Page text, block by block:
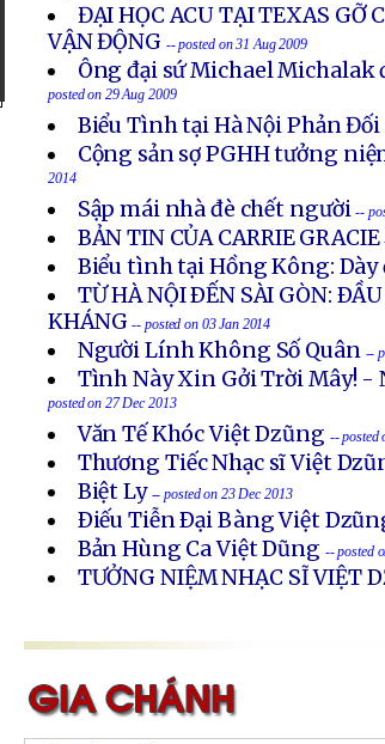
ĐẠI HỌC ACU TẠI TEXAS GỠ
VẬN ĐỘNG -- posted on 31 Aug 2009
Ông đại sứ Michael Michalak
posted on 29 Aug 2009
Biểu Tình tại Hà Nội Phản Đối
Cộng sản sợ PGHH tưởng
2014
Sập mái nhà đè chết người --
BẢN TIN CỦA CARRIE GRACIE
Biểu tình tại Hồng Kông: Dày
TỪ HÀ NỘI ÐẾN SÀI GÒN:
KHÁNG-- posted on 03 Jan 2014
Người Lính Không Số Quân --
Tình Này Xin Gởi Trời Mây! -
posted on 27 Dec 2013
Văn Tế Khóc Việt Dzũng -- posted
Thương Tiếc Nhạc sĩ Việt
Biệt Ly -- posted on 23 Dec 2013
Ðiếu Tiễn Ðại Bàng Việt
Bản Hùng Ca Việt Dũng -- posted
TƯỞNG NIỆM NHẠC SĨ VIỆT